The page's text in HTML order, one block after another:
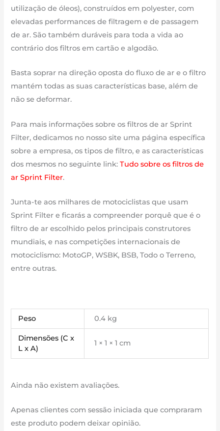
utilização de óleos), construídos em polyester, com
elevadas performances de filtragem e de passagem
de ar. São também duráveis para toda a vida ao
contrário dos filtros em cartão e algodão.
Basta soprar na direção oposta do fluxo de ar e o filtro
mantém todas as suas características base, além de
não se deformar.
Para mais informações sobre os filtros de ar Sprint
Filter, dedicamos no nosso site uma página específica
sobre a empresa, os tipos de filtro, e as características
dos mesmos no seguinte link:Tudo sobre os filtros de
ar Sprint Filter.
Junta-te aos milhares de motociclistas que usam
Sprint Filter e ficarás a compreender porquê que é o
filtro de ar escolhido pelos principais construtores
mundiais, e nas competições internacionais de
motociclismo: MotoGP, WSBK, BSB, Todo o Terreno,
entre outras.
Peso 0.4 kg
Dimensões (C x
L x A)
1 × 1 × 1 cm
Ainda não existem avaliações.
Apenas clientes com sessão iniciada que compraram
este produto podem deixar opinião.